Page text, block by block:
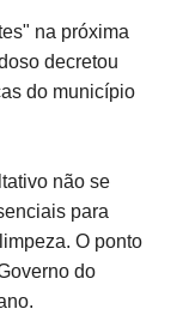
na próxima
decretou
do município
não se
para
O ponto
do